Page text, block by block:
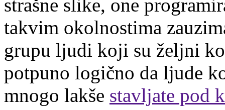
strašne slike, one
takvim okolnostima
grupu ljudi koji su željni
potpuno logično da ljude
mnogo lakše stavljate pod